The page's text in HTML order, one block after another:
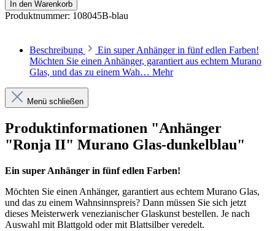
In den Warenkorb
Produktnummer: 108045B-blau
Beschreibung
Ein super Anhänger in fünf edlen Farben!
Möchten Sie einen Anhänger, garantiert aus echtem Murano
Glas, und das zu einem Wah… Mehr
Menü schließen
Produktinformationen "Anhänger
"Ronja II" Murano Glas-dunkelblau"
Ein super Anhänger in fünf edlen Farben!
Möchten Sie einen Anhänger, garantiert aus echtem Murano Glas,
und das zu einem Wahnsinnspreis? Dann müssen Sie sich jetzt
dieses Meisterwerk venezianischer Glaskunst bestellen. Je nach
Auswahl mit Blattgold oder mit Blattsilber veredelt.